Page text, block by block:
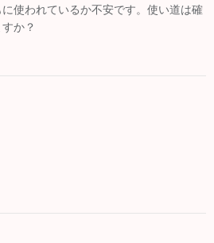
に使われているか不安です。使い道は確
か？